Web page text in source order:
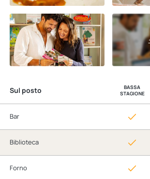
Sul posto
BASSA
STAGIONE
Bar
Biblioteca
Forno